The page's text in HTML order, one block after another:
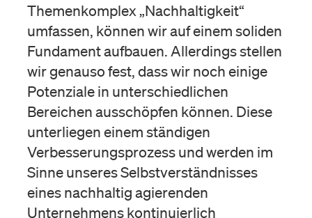
Themenkomplex „Nachhaltigkeit“
umfassen, können wir auf einem soliden
Fundament aufbauen. Allerdings stellen
wir genauso fest, dass wir noch einige
Potenziale in unterschiedlichen
Bereichen ausschöpfen können. Diese
unterliegen einem ständigen
Verbesserungsprozess und werden im
Sinne unseres Selbstverständnisses
eines nachhaltig agierenden
Unternehmens kontinuierlich